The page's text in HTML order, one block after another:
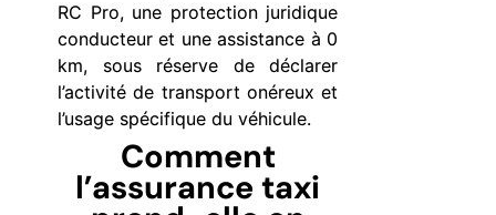
RC Pro, une protection juridique
conducteur et une assistance à 0
km, sous réserve de déclarer
l’activité de transport onéreux et
l’usage spécifique du véhicule.
Comment
l’assurance taxi